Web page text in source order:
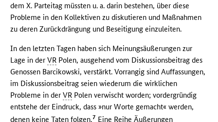
dem X. Parteitag müssten u. a. darin bestehen, über diese
Probleme in den Kollektiven zu diskutieren und Maßnahmen
zu deren Zurückdrängung und Beseitigung einzuleiten.
In den letzten Tagen haben sich Meinungsäußerungen zur
Lage in derVR Polen, ausgehend vom Diskussionsbeitrag des
Genossen Barcikowski, verstärkt. Vorrangig sind Auffassungen,
im Diskussionsbeitrag seien wiederum die wirklichen
Probleme in derVR Polen verwischt worden; vordergründig
entstehe der Eindruck, dass »nur Worte gemacht« werden,
denen keine Taten folgen.7 Eine Reihe Äußerungen